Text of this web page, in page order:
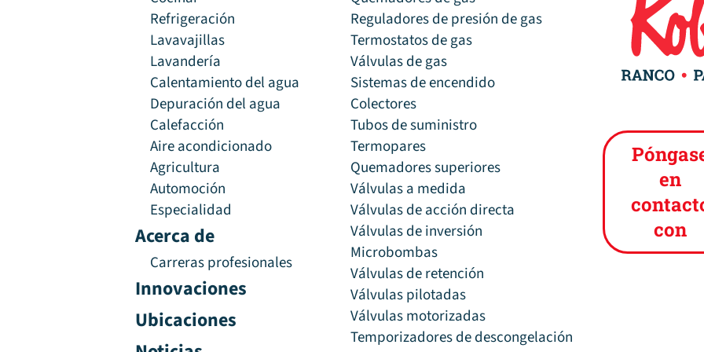
Refrigeración
Lavavajillas
Lavandería
Calentamiento del agua
Depuración del agua
Calefacción
Aire acondicionado
Agricultura
Automoción
Especialidad
Acerca de
Carreras profesionales
Innovaciones
Ubicaciones
Reguladores de presión de gas
Termostatos de gas
Válvulas de gas
Sistemas de encendido
Colectores
Tubos de suministro
Termopares
Quemadores superiores
Válvulas a medida
Válvulas de acción directa
Válvulas de inversión
Microbombas
Válvulas de retención
Válvulas pilotadas
Válvulas motorizadas
Temporizadores de descongelación
en
con